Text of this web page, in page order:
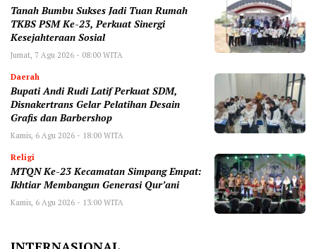
Tanah Bumbu Sukses Jadi Tuan Rumah
TKBS PSM Ke-23, Perkuat Sinergi
Kesejahteraan Sosial
Jumat, 7 Agu 2026 - 08:00 WITA
Daerah
Bupati Andi Rudi Latif Perkuat SDM,
Disnakertrans Gelar Pelatihan Desain
Grafis dan Barbershop
Kamis, 6 Agu 2026 - 18:00 WITA
Religi
MTQN Ke-23 Kecamatan Simpang Empat:
Ikhtiar Membangun Generasi Qur’ani
Kamis, 6 Agu 2026 - 13:00 WITA